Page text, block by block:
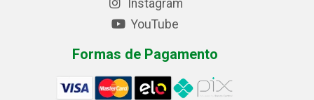
Instagram
YouTube
Formas de Pagamento